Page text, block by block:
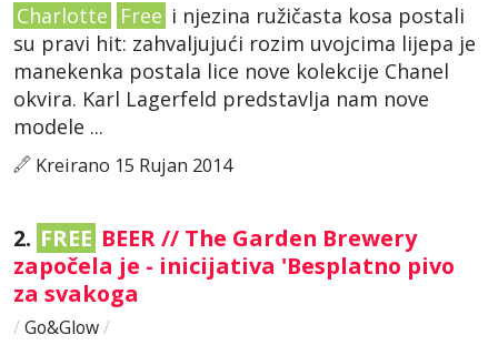
Charlotte Free i njezina ružičasta kosa postali
su pravi hit: zahvaljujući rozim uvojcima lijepa je
manekenka postala lice nove kolekcije Chanel
okvira. Karl Lagerfeld predstavlja nam nove
modele ...
Kreirano 15 Rujan 2014
2. FREE BEER // The Garden Brewery
započela je - inicijativa 'Besplatno pivo
za svakoga
/ Go&Glow/